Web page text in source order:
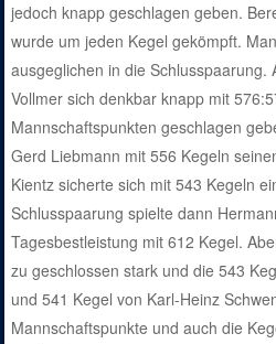
jedoch knapp geschlagen geben.
wurde um jeden Kegel gekömpft.
ausgeglichen in die Schlusspaarung.
Vollmer sich denkbar knapp mit
Mannschaftspunkten geschlagen
Gerd Liebmann mit 556 Kegeln
Kientz sicherte sich mit 543 Kegeln
Schlusspaarung spielte dann
Tagesbestleistung mit 612 Kegel.
zu geschlossen stark und die 543
und 541 Kegel von Karl-Heinz
Mannschaftspunkte und auch die